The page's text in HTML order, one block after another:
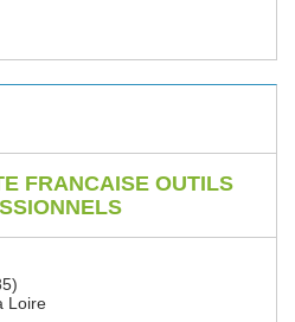
FRANCAISE OUTILS
Loire